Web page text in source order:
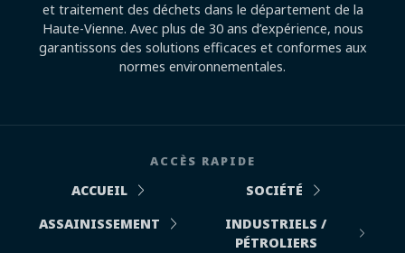
et traitement des déchets dans le département de la
Haute-Vienne. Avec plus de 30 ans d’expérience, nous
garantissons des solutions efficaces et conformes aux
normes environnementales.
ACCÈS RAPIDE
ACCUEIL
SOCIÉTÉ
ASSAINISSEMENT
INDUSTRIELS /
PÉTROLIERS